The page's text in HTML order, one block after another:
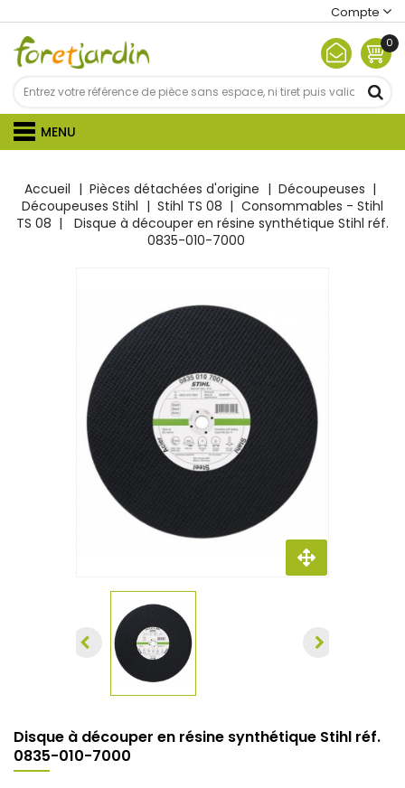
Compte
0
MENU
Accueil Pièces détachées d'origine
Découpeuses
Découpeuses Stihl
Stihl TS 08
Consommables - Stihl
TS 08
Disque à découper en résine synthétique Stihl réf.
0835-010-7000
Disque à découper en résine synthétique Stihl réf.
0835-010-7000